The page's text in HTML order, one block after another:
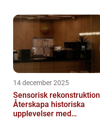
användare
14 december 2025
Sensorisk
Återskapa historiska
upplevelser med